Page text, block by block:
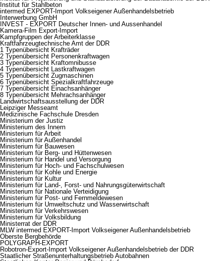
Institut für Stahlbeton
intermed EXPORT-Import Volkseigener Außenhandelsbetrieb
Interwerbung GmbH
INVEST - EXPORT Deutscher Innen- und Aussenhandel
Kamera-Film Export-Import
Kampfgruppen der Arbeiterklasse
Kraftfahrzeugtechnische Amt der DDR
1 Typenübersicht Krafträder
2 Typenübersicht Personenkraftwagen
3 Typenübersicht Kraftomnibusse
4 Typenübersicht Lastkraftwagen
5 Typenübersicht Zugmaschinen
6 Typenübersicht Spezialkraftfahrzeuge
7 Typenübersicht Einachsanhänger
8 Typenübersicht Mehrachsanhänger
Landwirtschaftsausstellung der DDR
Leipziger Messeamt
Medizinische Fachschule Dresden
Ministerium der Justiz
Ministerium des Innern
Ministerium für Arbeit
Ministerium für Außenhandel
Ministerium für Bauwesen
Ministerium für Berg- und Hüttenwesen
Ministerium für Handel und Versorgung
Ministerium für Hoch- und Fachschulwesen
Ministerium für Kohle und Energie
Ministerium für Kultur
Ministerium für Land-, Forst- und Nahrungsgüterwirtschaft
Ministerium für Nationale Verteidigung
Ministerium für Post- und Fernmeldewesen
Ministerium für Umweltschutz und Wasserwirtschaft
Ministerium für Verkehrswesen
Ministerium für Volksbildung
Ministerrat der DDR
MLW intermed EXPORT-Import Volkseigener Außenhandelsbetrieb
Oberste Bergbehörde
POLYGRAPH-EXPORT
Robotron-Export-Import Volkseigener Außenhandelsbetrieb der DDR
Staatlicher Straßenunterhaltungsbetrieb Autobahnen